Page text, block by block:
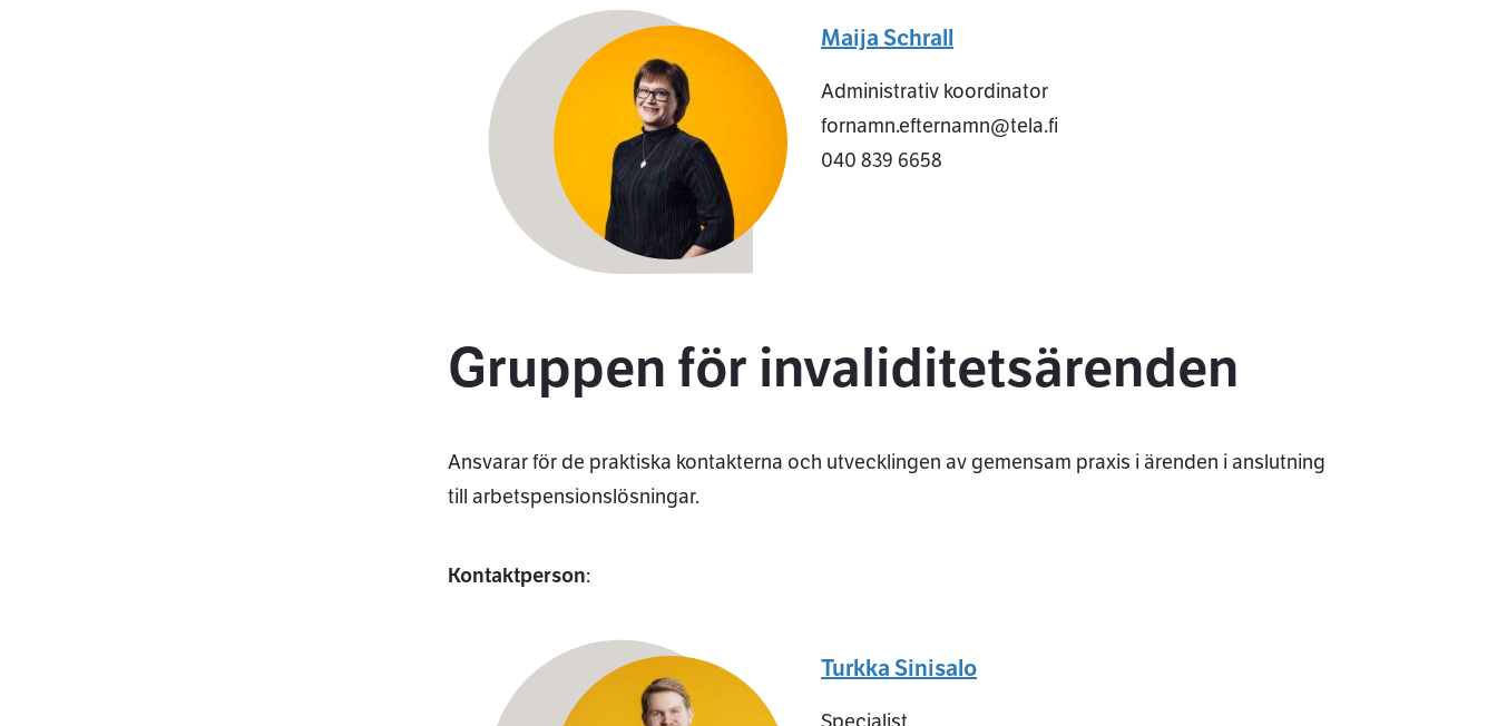
Maija Schrall
Administrativ koordinator
fornamn.efternamn@tela.fi
040 839 6658
Gruppen för invaliditetsärenden
Ansvarar för de praktiska kontakterna och utvecklingen av gemensam praxis i ärenden i anslutning
till arbetspensionslösningar.
Kontaktperson:
Turkka Sinisalo
Specialist